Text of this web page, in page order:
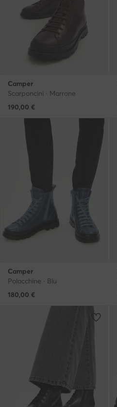
Camper
Scarponcini · Marrone
190,00 €
Camper
Polacchine · Blu
180,00 €